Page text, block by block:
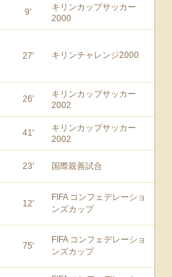
9'
キリンカップサッカー
2000
27' キリンチャレンジ2000
26'
キリンカップサッカー
2002
41'
キリンカップサッカー
2002
23' 国際親善試合
12'
FIFA コンフェデレーショ
ンズカップ
75'
FIFA コンフェデレーショ
ンズカップ